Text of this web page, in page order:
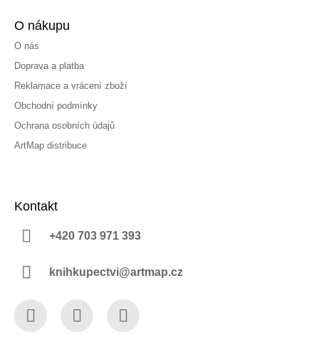
O nákupu
O nás
Doprava a platba
Reklamace a vrácení zboží
Obchodní podmínky
Ochrana osobních údajů
ArtMap distribuce
Kontakt
+420 703 971 393
knihkupectvi@artmap.cz